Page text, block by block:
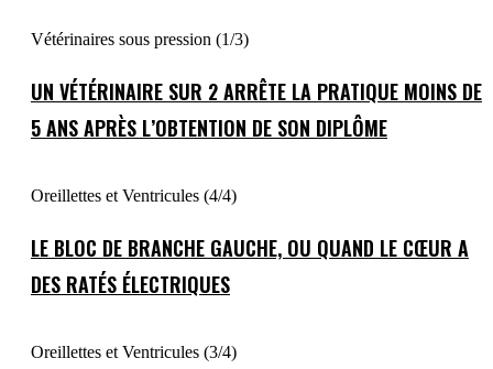
Vétérinaires sous pression (1/3)
UN VÉTÉRINAIRE SUR 2 ARRÊTE LA PRATIQUE MOINS DE
5 ANS APRÈS L’OBTENTION DE SON DIPLÔME
Oreillettes et Ventricules (4/4)
LE BLOC DE BRANCHE GAUCHE, OU QUAND LE CŒUR A
DES RATÉS ÉLECTRIQUES
Oreillettes et Ventricules (3/4)